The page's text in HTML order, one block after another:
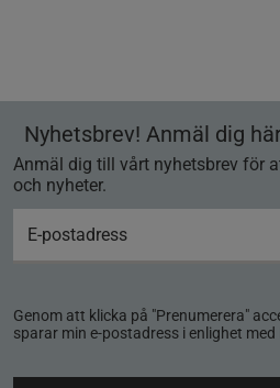
Nyhetsbrev! Anmäl dig
Anmäl dig till vårt nyhetsbrev för
och nyheter.
Genom att klicka på "Prenumerera"
sparar min e-postadress i enlighet